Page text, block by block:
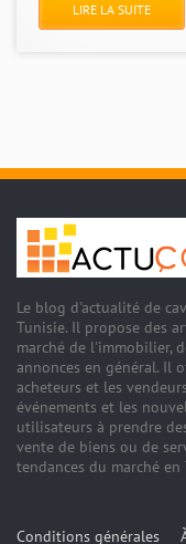
LIRE LA SUITE
Le blog d'actualité de
Tunisie. Il propose des
marché de l'immobilier,
annonces en général. Il
acheteurs et les
événements et les
utilisateurs à prendre
vente de biens ou de
tendances du marché en
Conditions générales